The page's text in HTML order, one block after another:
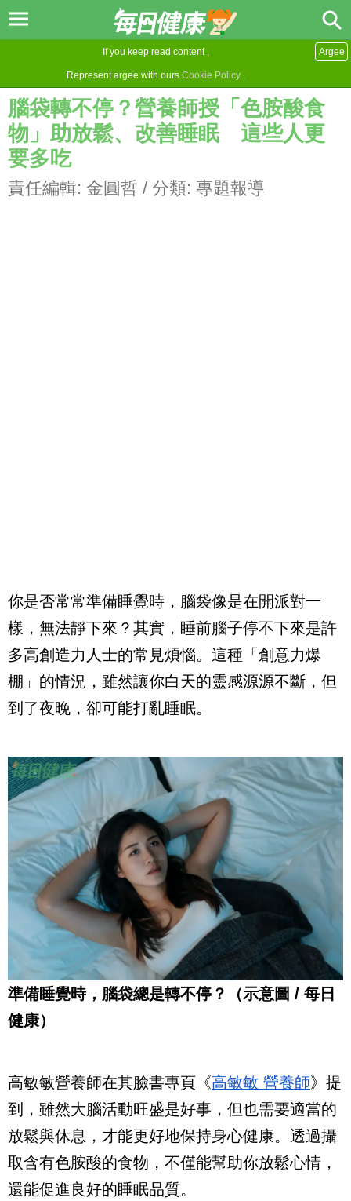
If you keep read content ,
Represent argee with ours Cookie Policy .
Argee
腦袋轉不停？營養師授「色胺酸食
物」助放鬆、改善睡眠 這些人更
要多吃
責任編輯: 金圓哲 / 分類: 專題報導
你是否常常準備睡覺時，腦袋像是在開派對一
樣，無法靜下來？其實，睡前腦子停不下來是許
多高創造力人士的常見煩惱。這種「創意力爆
棚」的情況，雖然讓你白天的靈感源源不斷，但
到了夜晚，卻可能打亂睡眠。
準備睡覺時，腦袋總是轉不停？（示意圖 / 每日
健康）
高敏敏營養師在其臉書專頁《高敏敏 營養師》提
到，雖然大腦活動旺盛是好事，但也需要適當的
放鬆與休息，才能更好地保持身心健康。透過攝
取含有色胺酸的食物，不僅能幫助你放鬆心情，
還能促進良好的睡眠品質。